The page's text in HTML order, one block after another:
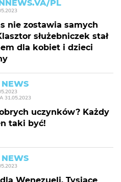
PL
nie zostawia samych
służebniczek stał
dla kobiet i dzieci
31.05.2023
uczynków? Każdy
taki być!